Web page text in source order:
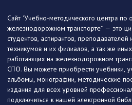
Сайт "Учебно-методического центра по
железнодорожном транспорте" — это
студентов, аспирантов, преподавателей
техникумов и их филиалов, а так же
работающих на железнодорожном
СПО. Вы можете приобрести учебники,
альбомы, монографии, методические
издания для всех уровней
подключиться к нашей электронной